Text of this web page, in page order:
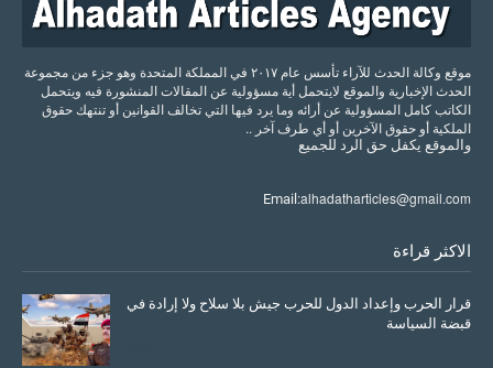
موقع وكالة الحدث للآراء تأسس عام ٢٠١٧ في المملكة المتحدة وهو جزء من مجموعة
الحدث الإخبارية والموقع لايتحمل أية مسؤولية عن المقالات المنشورة فيه ويتحمل
الكاتب كامل المسؤولية عن أرائه وما يرد فيها التي تخالف القوانين أو تنتهك حقوق
الملكية أو حقوق الآخرين أو أي طرف آخر ..
والموقع يكفل حق الرد للجميع
Email:alhadatharticles@gmail.com
الاكثر قراءة
قرار الحرب وإعداد الدول للحرب جيش بلا سلاح ولا إرادة في
قبضة السياسة